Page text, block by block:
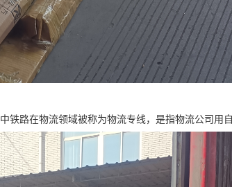
路在物流领域被称为物流专线，是指物流公司用